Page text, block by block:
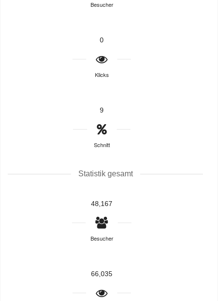
Besucher
0
Klicks
9
Schnitt
Statistik gesamt
48,167
Besucher
66,035